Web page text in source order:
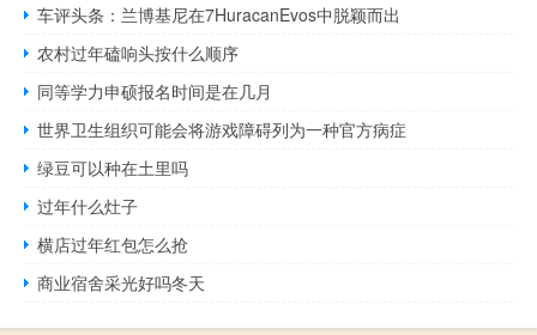
车评头条：兰博基尼在7HuracanEvos中脱颖而出
农村过年磕响头按什么顺序
同等学力申硕报名时间是在几月
世界卫生组织可能会将游戏障碍列为一种官方病症
绿豆可以种在土里吗
过年什么灶子
横店过年红包怎么抢
商业宿舍采光好吗冬天